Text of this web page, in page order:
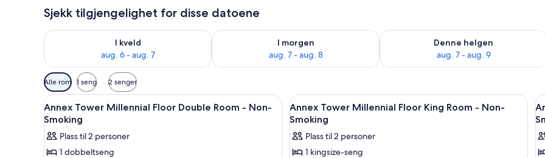
Sjekk tilgjengelighet for disse datoene
I kveld
aug. 6 - aug. 7
Sjekk tilgjengelighet for i kveld, aug. 6 - aug. 7
I morgen
aug. 7 - aug. 8
Sjekk tilgjengelighet for i morgen, aug. 7 - aug. 8
Denne helgen
aug. 7 - aug. 9
Sjekk tilgjengelighet for denne
Tilgjengelige
filtre
for
rom
Alle rom 1 seng 2 senger
Åpne
alle
bildene
av
Safe på rommet, skrivebord for bærbar PC og strykejern/-brett
9
Annex Tower Millennial Floor Double Room - Non-
Smoking
Plass til 2 personer
1 dobbeltseng
Åpne
alle
bildene
av
Safe på rommet, skrivebord for
11
Annex Tower Millennial Floor King Room - Non-
Smoking
Plass til 2 personer
1 kingsize-seng